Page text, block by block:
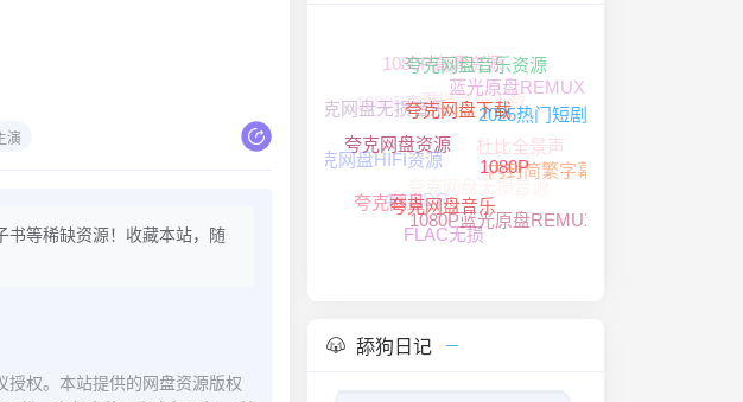
演
书等稀缺资源！收藏本站，随
授权。本站提供的网盘资源版权
夸克网盘无损音乐
夸克网盘资源
夸克网盘下载
夸克网盘音乐资源
1080P高清资源
1080P高清
夸克网盘HIFI资源
夸克网盘
夸克网盘音乐
1080P
2025热门短剧
蓝光原盘REMUX
无损音乐下载
FLAC无损
1080P蓝光原盘REMUX
内封简繁字幕
杜比全景声
夸克网盘无损音源
舔狗日记